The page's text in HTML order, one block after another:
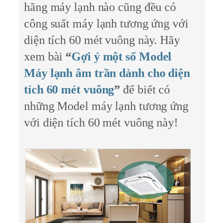
hãng máy lạnh nào cũng đều có
công suất máy lạnh tương ứng với
diện tích 60 mét vuông này. Hãy
xem bài “Gợi ý một số Model
Máy lạnh âm trần dành cho diện
tích 60 mét vuông” để biết có
những Model máy lạnh tương ứng
với diện tích 60 mét vuông này!